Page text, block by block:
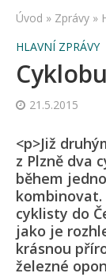
Úvod » Zprávy »
HLAVNÍ ZPRÁVY
21.5.2015
<p>Již
z Plzně dva
během
kombinovat.
cyklisty do
jako je
krásnou
železné